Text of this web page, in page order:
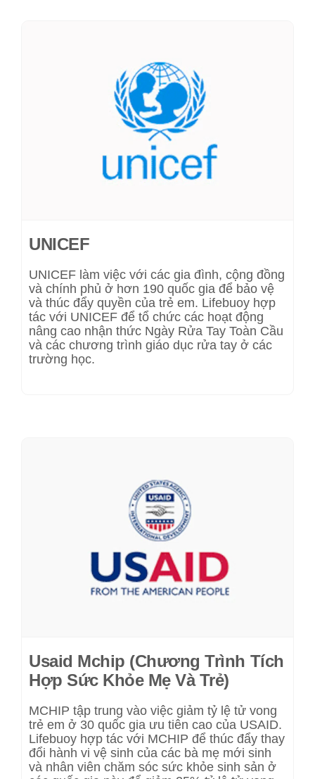
UNICEF
UNICEF làm việc với các gia đình, cộng đồng
và chính phủ ở hơn 190 quốc gia để bảo vệ
và thúc đẩy quyền của trẻ em. Lifebuoy hợp
tác với UNICEF để tổ chức các hoạt động
nâng cao nhận thức Ngày Rửa Tay Toàn Cầu
và các chương trình giáo dục rửa tay ở các
trường học.
Usaid Mchip (Chương Trình Tích
Hợp Sức Khỏe Mẹ Và Trẻ)
MCHIP tập trung vào việc giảm tỷ lệ tử vong
trẻ em ở 30 quốc gia ưu tiên cao của USAID.
Lifebuoy hợp tác với MCHIP để thúc đẩy thay
đổi hành vi vệ sinh của các bà mẹ mới sinh
và nhân viên chăm sóc sức khỏe sinh sản ở